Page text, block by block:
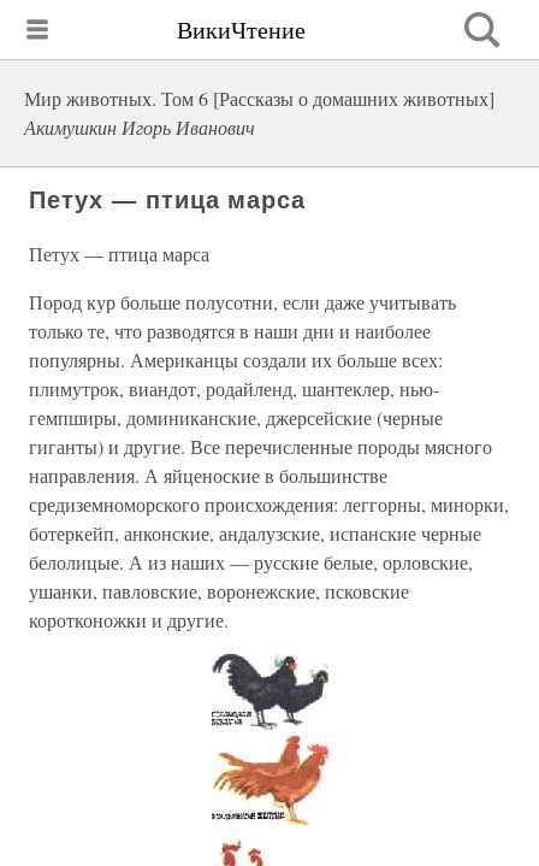
ВикиЧтение
Мир животных. Том 6 [Рассказы о домашних животных]
Акимушкин Игорь Иванович
Петух — птица марса
Петух — птица марса
Пород кур больше полусотни, если даже учитывать
только те, что разводятся в наши дни и наиболее
популярны. Американцы создали их больше всех:
плимутрок, виандот, родайленд, шантеклер, нью-
гемпширы, доминиканские, джерсейские (черные
гиганты) и другие. Все перечисленные породы мясного
направления. А яйценоские в большинстве
средиземноморского происхождения: леггорны, минорки,
ботеркейп, анконские, андалузские, испанские черные
белолицые. А из наших — русские белые, орловские,
ушанки, павловские, воронежские, псковские
коротконожки и другие.